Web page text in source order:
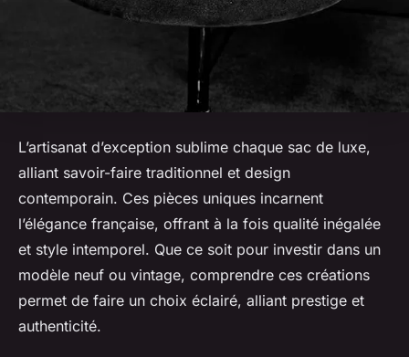
L’artisanat d’exception sublime chaque sac de luxe,
alliant savoir-faire traditionnel et design
contemporain. Ces pièces uniques incarnent
l’élégance française, offrant à la fois qualité inégalée
et style intemporel. Que ce soit pour investir dans un
modèle neuf ou vintage, comprendre ces créations
permet de faire un choix éclairé, alliant prestige et
authenticité.